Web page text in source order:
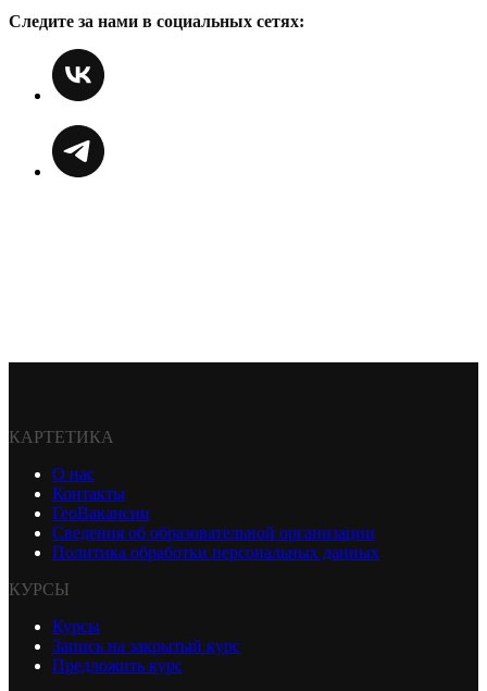
Следите за нами в социальных сетях:
КАРТЕТИКА
О нас
Контакты
ГеоВакансии
Сведения об образовательной организации
Политика обработки персональных данных
КУРСЫ
Курсы
Запись на закрытый курс
Предложить курс